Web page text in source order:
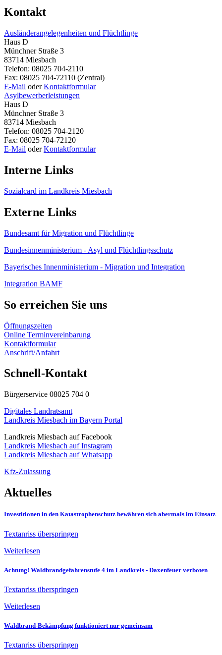
Kontakt
Ausländerangelegenheiten und Flüchtlinge
Haus D
Münchner Straße 3
83714 Miesbach
Telefon: 08025 704-2110
Fax: 08025 704-72110 (Zentral)
E-Mail oderKontaktformular
Asylbewerberleistungen
Haus D
Münchner Straße 3
83714 Miesbach
Telefon: 08025 704-2120
Fax: 08025 704-72120
E-Mail oderKontaktformular
Interne Links
Sozialcard im Landkreis Miesbach
Externe Links
Bundesamt für Migration und Flüchtlinge
Bundesinnenministerium - Asyl und Flüchtlingsschutz
Bayerisches Innenministerium - Migration und Integration
Integration BAMF
So erreichen Sie uns
Öffnungszeiten
Online Terminvereinbarung
Kontaktformular
Anschrift/Anfahrt
Schnell-Kontakt
Bürgerservice 08025 704 0
Digitales Landratsamt
Landkreis Miesbach im Bayern Portal
Landkreis Miesbach auf Facebook
Landkreis Miesbach auf Instagram
Landkreis Miesbach auf Whatsapp
Kfz-Zulassung
Aktuelles
Investitionen in den Katastrophenschutz bewähren sich abermals im Einsatz
Textanriss überspringen
Weiterlesen
Achtung! Waldbrandgefahrenstufe 4 im Landkreis - Daxenfeuer verboten
Textanriss überspringen
Weiterlesen
Waldbrand-Bekämpfung funktioniert nur gemeinsam
Textanriss überspringen